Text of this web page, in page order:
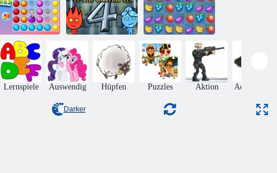
Waldmatch Candy Match
Süßigkeiten
Rätsel
Magische Linien
Feuer und
Wasser 4:
Kristalltempel
Fruita Crush
Lernspiele Auswendig Hüpfen Puzzles Aktion Adventures
Darker